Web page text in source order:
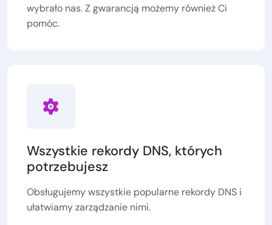
wybrało nas. Z gwarancją możemy również Ci
pomóc.
Wszystkie rekordy DNS, których
potrzebujesz
Obsługujemy wszystkie popularne rekordy DNS i
ułatwiamy zarządzanie nimi.